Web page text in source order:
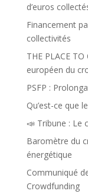
d’euros
Financement
collectivités
THE PLACE
européen du
PSFP :
Qu’est-ce que
📣 Tribune : Le
Baromètre du
énergétique
Communiqué
Crowdfunding